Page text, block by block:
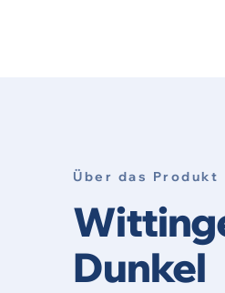
Über das Produkt
Dunkel